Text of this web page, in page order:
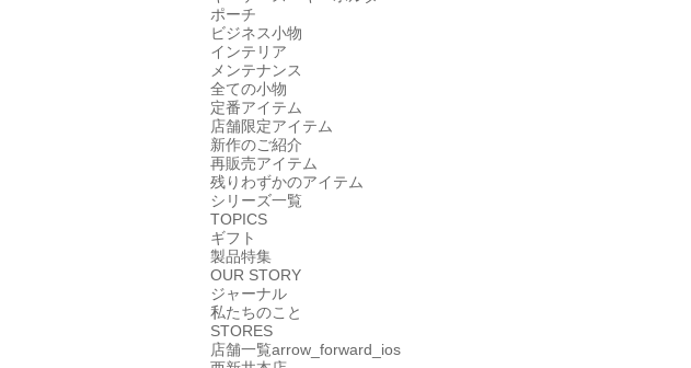
ポーチ
ビジネス小物
インテリア
メンテナンス
全ての小物
定番アイテム
店舗限定アイテム
新作のご紹介
再販売アイテム
残りわずかのアイテム
シリーズ一覧
TOPICS
ギフト
製品特集
OUR STORY
ジャーナル
私たちのこと
STORES
店舗一覧arrow_forward_ios